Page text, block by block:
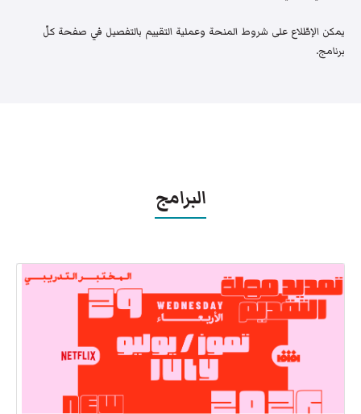
يمكن الإطّلاع على شروط المنحة وعملية التقييم بالتفصيل في صفحة كلّ
برنامج.
البرامج